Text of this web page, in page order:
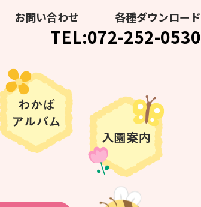
お問い合わせ 各種ダウンロード
TEL:072-252-0530